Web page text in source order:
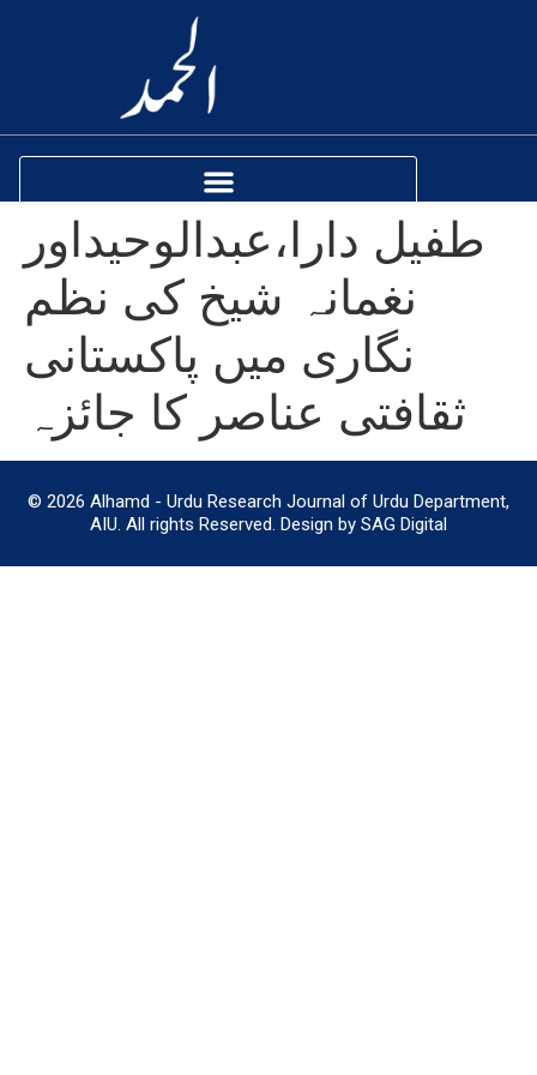
طفیل دارا،عبدالوحیداور
نغمانہ شیخ کی نظم
نگاری میں پاکستانی
ثقافتی عناصر کا جائزہ
© 2026 Alhamd - Urdu Research Journal of Urdu Department,
AIU. All rights Reserved. Design by SAG Digital